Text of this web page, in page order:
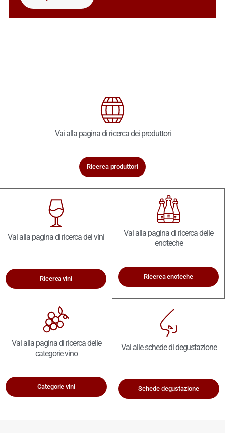
Vai alla pagina di ricerca dei produttori
Ricerca produttori
Vai alla pagina di ricerca dei vini
Ricerca vini
Vai alla pagina di ricerca delle
enoteche
Ricerca enoteche
Vai alla pagina di ricerca delle
categorie vino
Categorie vini
Vai alle schede di degustazione
Schede degustazione